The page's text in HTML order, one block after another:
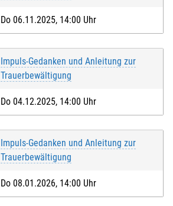
Do 06.11.2025, 14:00 Uhr
Impuls-Gedanken und Anleitung zur
Trauerbewältigung
Do 04.12.2025, 14:00 Uhr
Impuls-Gedanken und Anleitung zur
Trauerbewältigung
Do 08.01.2026, 14:00 Uhr